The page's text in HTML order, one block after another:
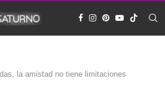
la amistad no tiene limitaciones